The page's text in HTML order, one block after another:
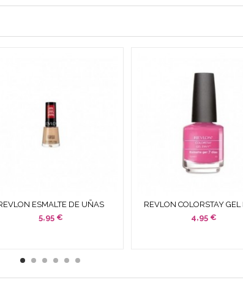
ESMALTE DE UÑAS
PEACH SMOOTHIE 14,7 ML
5,95 €
REVLON COLORSTAY
020 ROSA PASIÓN 15
4,95 €